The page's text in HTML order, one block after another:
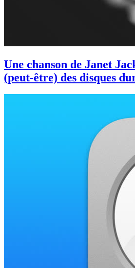
Une chanson de Janet
(peut-être) des disques